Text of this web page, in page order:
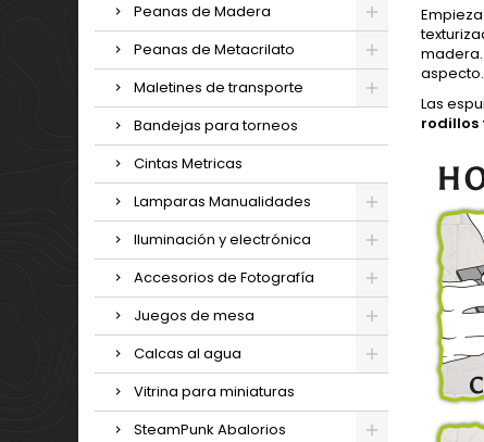
Peanas de Madera
Peanas de Metacrilato
Maletines de transporte
Bandejas para torneos
Cintas Metricas
Lamparas Manualidades
Iluminación y electrónica
Accesorios de Fotografía
Juegos de mesa
Calcas al agua
Vitrina para miniaturas
SteamPunk Abalorios
aspecto.
Las
rodillos